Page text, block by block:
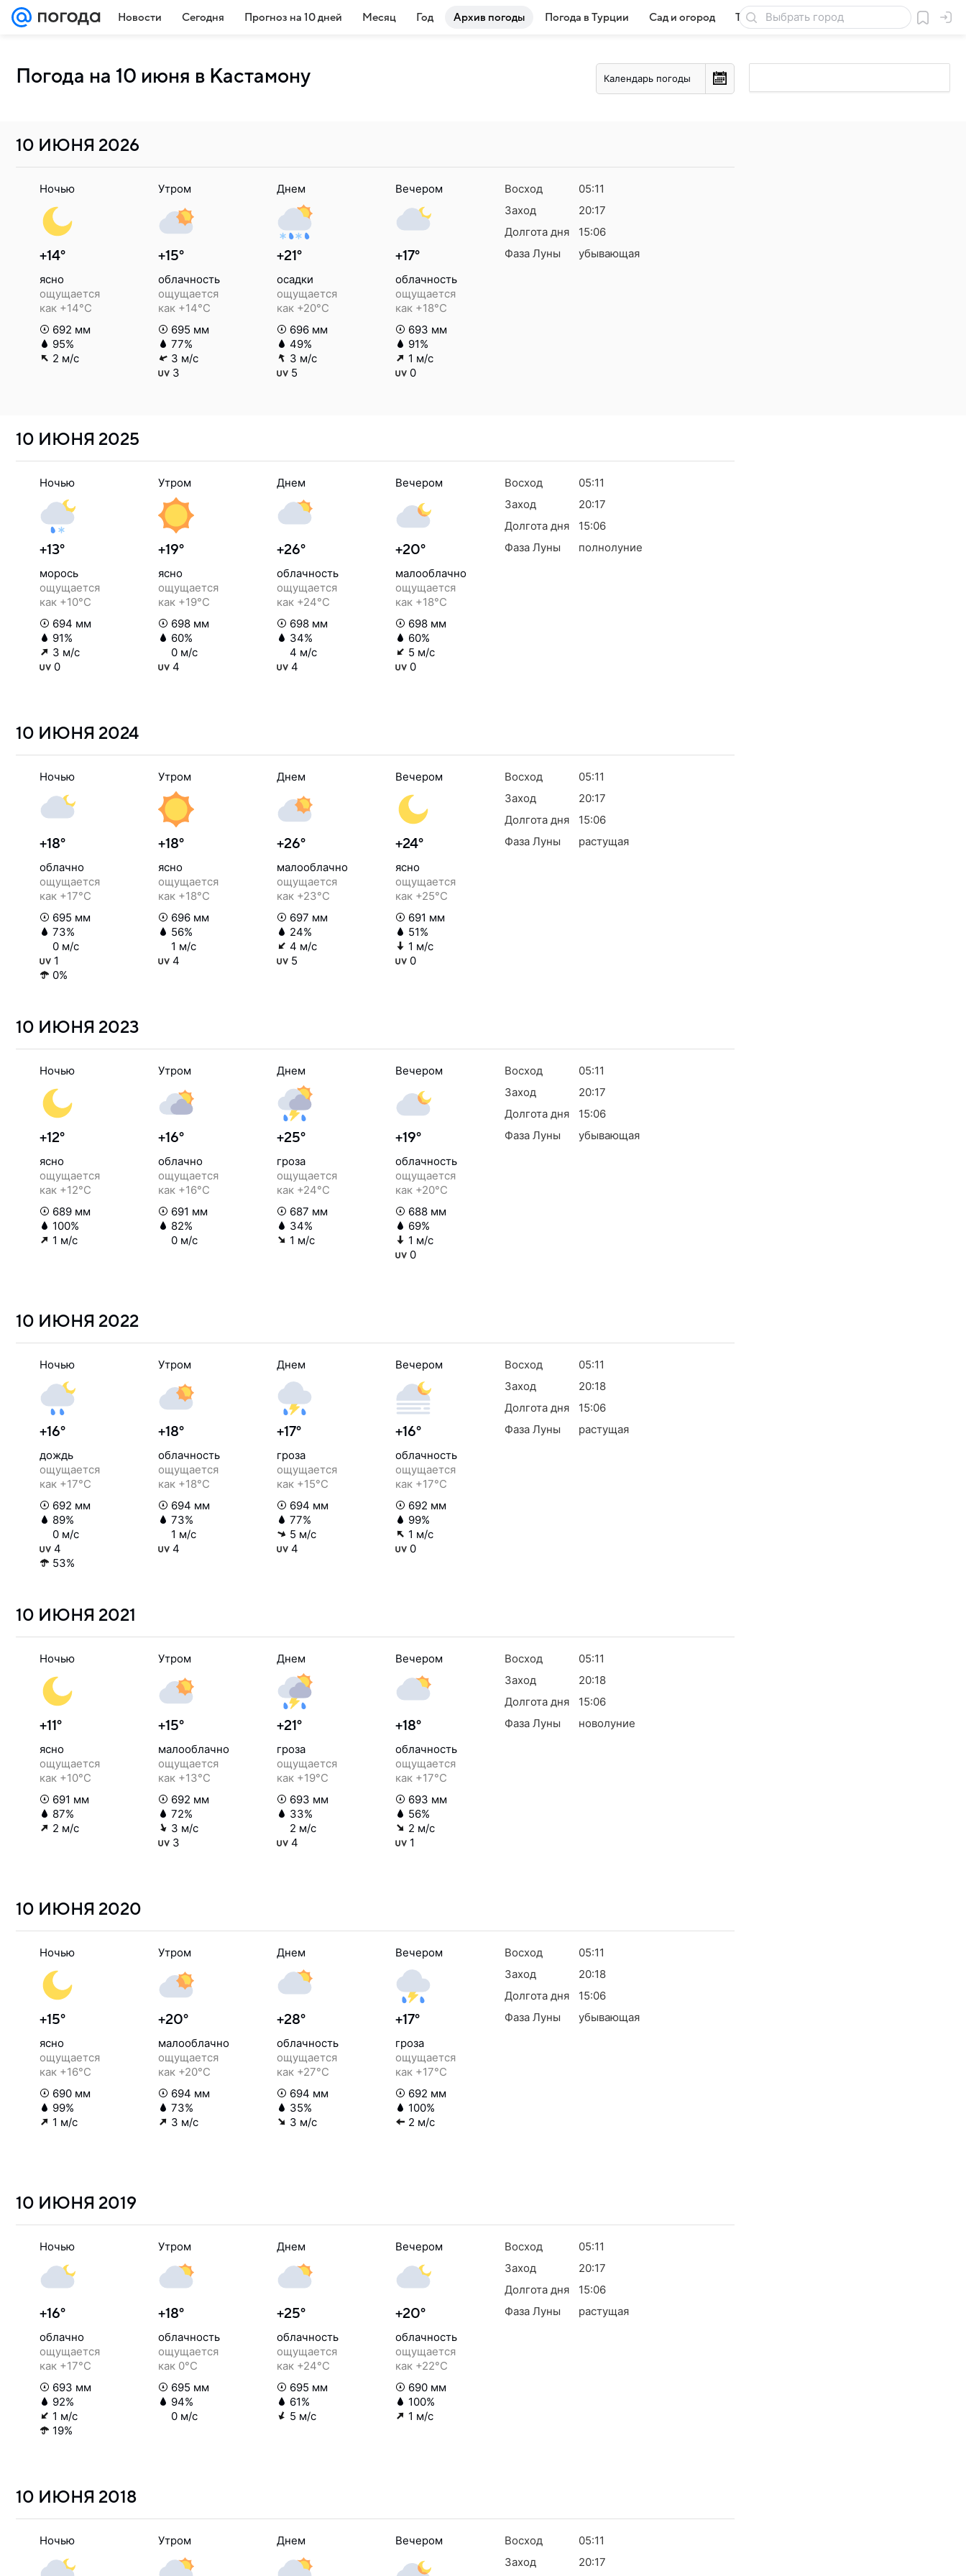
Новости Сегодня Прогноз на 10 дней Месяц Год Архив погоды Погода в Турции Сад и огород Товары для дачи
Погода на 10 июня в Кастамону Календарь погоды
10 ИЮНЯ 2026
Ночью
+14°
ясно
ощущается
как +14°C
692 мм
95%
2 м/с
Утром
+15°
облачность
ощущается
как +14°C
695 мм
77%
3 м/с
3
Днем
+21°
осадки
ощущается
как +20°C
696 мм
49%
3 м/с
5
Вечером
+17°
облачность
ощущается
как +18°C
693 мм
91%
1 м/с
0
Восход
05:11
Заход
20:17
Долгота дня
15:06
Фаза Луны
убывающая
10 ИЮНЯ 2025
Ночью
+13°
морось
ощущается
как +10°C
694 мм
91%
3 м/с
0
Утром
+19°
ясно
ощущается
как +19°C
698 мм
60%
0 м/с
4
Днем
+26°
облачность
ощущается
как +24°C
698 мм
34%
4 м/с
4
Вечером
+20°
малооблачно
ощущается
как +18°C
698 мм
60%
5 м/с
0
Восход
05:11
Заход
20:17
Долгота дня
15:06
Фаза Луны
полнолуние
10 ИЮНЯ 2024
Ночью
+18°
облачно
ощущается
как +17°C
695 мм
73%
0 м/с
1
0%
Утром
+18°
ясно
ощущается
как +18°C
696 мм
56%
1 м/с
4
Днем
+26°
малооблачно
ощущается
как +23°C
697 мм
24%
4 м/с
5
Вечером
+24°
ясно
ощущается
как +25°C
691 мм
51%
1 м/с
0
Восход
05:11
Заход
20:17
Долгота дня
15:06
Фаза Луны
растущая
10 ИЮНЯ 2023
Ночью
+12°
ясно
ощущается
как +12°C
689 мм
100%
1 м/с
Утром
+16°
облачно
ощущается
как +16°C
691 мм
82%
0 м/с
Днем
+25°
гроза
ощущается
как +24°C
687 мм
34%
1 м/с
Вечером
+19°
облачность
ощущается
как +20°C
688 мм
69%
1 м/с
0
Восход
05:11
Заход
20:17
Долгота дня
15:06
Фаза Луны
убывающая
10 ИЮНЯ 2022
Ночью
+16°
дождь
ощущается
как +17°C
692 мм
89%
0 м/с
4
53%
Утром
+18°
облачность
ощущается
как +18°C
694 мм
73%
1 м/с
4
Днем
+17°
гроза
ощущается
как +15°C
694 мм
77%
5 м/с
4
Вечером
+16°
облачность
ощущается
как +17°C
692 мм
99%
1 м/с
0
Восход
05:11
Заход
20:18
Долгота дня
15:06
Фаза Луны
растущая
10 ИЮНЯ 2021
Ночью
+11°
ясно
ощущается
как +10°C
691 мм
87%
2 м/с
Утром
+15°
малооблачно
ощущается
как +13°C
692 мм
72%
3 м/с
3
Днем
+21°
гроза
ощущается
как +19°C
693 мм
33%
2 м/с
4
Вечером
+18°
облачность
ощущается
как +17°C
693 мм
56%
2 м/с
1
Восход
05:11
Заход
20:18
Долгота дня
15:06
Фаза Луны
новолуние
10 ИЮНЯ 2020
Ночью
+15°
ясно
ощущается
как +16°C
690 мм
99%
1 м/с
Утром
+20°
малооблачно
ощущается
как +20°C
694 мм
73%
3 м/с
Днем
+28°
облачность
ощущается
как +27°C
694 мм
35%
3 м/с
Вечером
+17°
гроза
ощущается
как +17°C
692 мм
100%
2 м/с
Восход
05:11
Заход
20:18
Долгота дня
15:06
Фаза Луны
убывающая
10 ИЮНЯ 2019
Ночью
+16°
облачно
ощущается
как +17°C
693 мм
92%
1 м/с
19%
Утром
+18°
облачность
ощущается
как 0°C
695 мм
94%
0 м/с
Днем
+25°
облачность
ощущается
как +24°C
695 мм
61%
5 м/с
Вечером
+20°
облачность
ощущается
как +22°C
690 мм
100%
1 м/с
Восход
05:11
Заход
20:17
Долгота дня
15:06
Фаза Луны
растущая
10 ИЮНЯ 2018
Ночью Утром Днем Вечером Восход
05:11
Заход
20:17